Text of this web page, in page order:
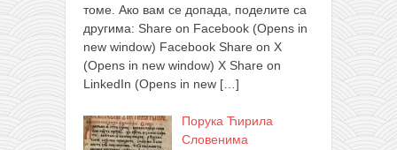
томе. Ако вам се допада, поделите са
другима: Share on Facebook (Opens in
new window) Facebook Share on X
(Opens in new window) X Share on
LinkedIn (Opens in new […]
Порука Ћирила
Словенима